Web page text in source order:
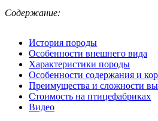
Содержание:
История породы
Особенности внешнего вида
Характеристики породы
Особенности содержания и
Преимущества и сложности
Стоимость на птицефабриках
Видео